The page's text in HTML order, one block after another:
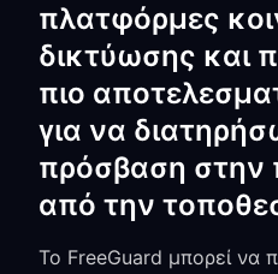
πλατφόρμες
δικτύωσης και
πιο
για να
πρόσβαση στην
από την
Το FreeGuard μπορεί να